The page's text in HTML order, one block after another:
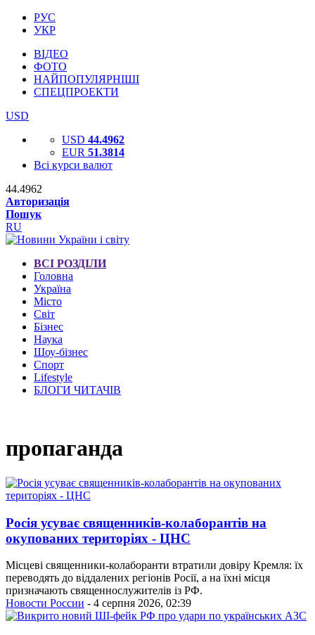
РУС
УКР
ВІДЕО
ФОТО
НАЙПОПУЛЯРНІШІ
СПЕЦПРОЕКТИ
USD
USD 44.4962
EUR 51.3814
Всі курси валют
44.4962
Авторизація
Пошук
RU
ВСІ РОЗДІЛИ
Головна
Україна
Місто
Світ
Бізнес
Наука
Шоу-бізнес
Спорт
Lifestyle
БЛОГИ ЧИТАЧІВ
пропаганда
Росія усуває священників-колаборантів на
окупованих територіях - ЦНС
Місцеві священники-колаборанти втратили довіру Кремля: їх
переводять до віддалених регіонів Росії, а на їхні місця
призначають священнослужителів із РФ.
Новости России - 4 серпня 2026, 02:39